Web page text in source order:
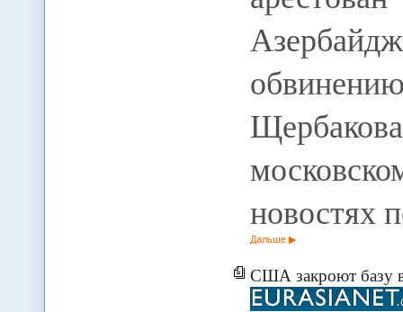
новостях
Дальше
США закроют базу в